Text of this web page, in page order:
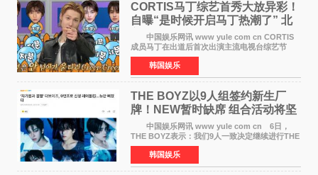
CORTIS马丁综艺首秀大放异彩！
自曝“是时候开启马丁热潮了” 北
美巡演火热进行中
中国娱乐网讯 www yule com cn CORTIS
成员马丁在出道后首次出演主流电视台综艺节
目，展现了多才多艺的魅力。 马丁出演了5日
播出的MBC《Radio Star》Fashion与Passion
之间，I&lsquo;m
韩国娱乐
THE BOYZ以9人组签约新生厂
牌！NEW暂时缺席 组合活动将坚
定不移继续
中国娱乐网讯 www yule com cn 6日，
THE BOYZ表示：我们9人一致决定继续进行THE
BOYZ组合活动，并且已经完成了组合团体活动
签约。目前正在新生厂牌下进行活动准备。尚未
离开THE BOYZ原所
韩国娱乐